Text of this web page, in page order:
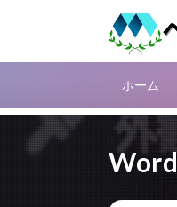
ホーム